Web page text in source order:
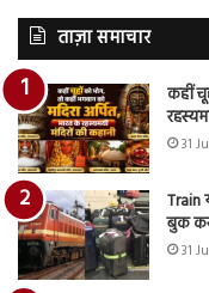
ताज़ा समाचार
कहीं
31
Train
बुक
31